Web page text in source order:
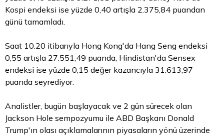
Kospi endeksi ise yüzde 0,40 artışla 2.375,84 puandan
günü tamamladı.
Saat 10.20 itibarıyla Hong Kong'da Hang Seng endeksi
0,55 artışla 27.551,49 puanda, Hindistan'da Sensex
endeksi ise yüzde 0,15 değer kazancıyla 31.613,97
puanda seyrediyor.
Analistler, bugün başlayacak ve 2 gün sürecek olan
Jackson Hole sempozyumu ile ABD Başkanı Donald
Trump'ın olası açıklamalarının piyasaların yönü üzerinde